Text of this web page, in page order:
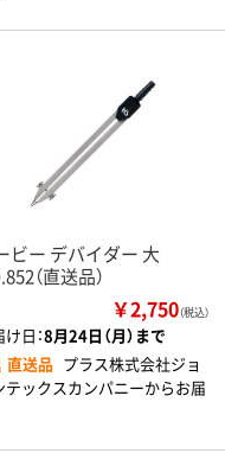
ビー デバイダー 大
（直送品）
￥2,750（税込）
日：8月24日（月）まで
直送品 プラス株式会社ジョ
テックスカンパニーからお届